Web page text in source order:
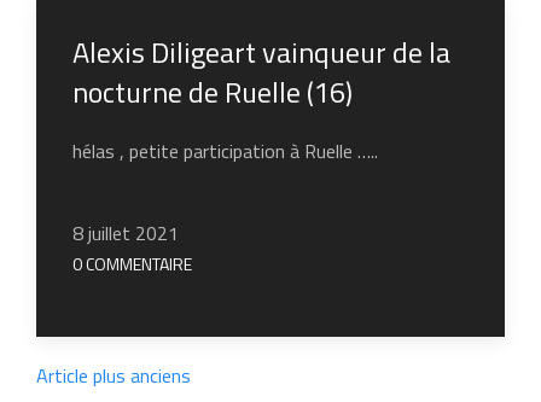
Alexis Diligeart vainqueur de la
nocturne de Ruelle (16)
hélas , petite participation à Ruelle …..
8 juillet 2021
0 COMMENTAIRE
Article plus anciens